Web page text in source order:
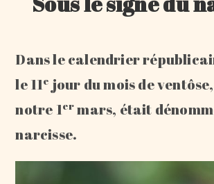
Dans le calendrier
le 11e jour du mois de
notre 1er mars, était
narcisse.